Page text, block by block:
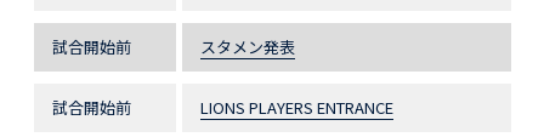
試合開始前 スタメン発表
試合開始前 LIONS PLAYERS ENTRANCE